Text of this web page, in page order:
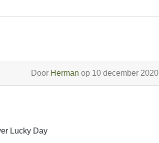
Door Herman op 10 december 2020
Lucky Day